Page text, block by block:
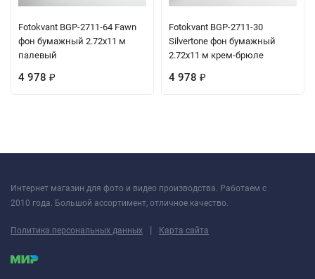
Fotokvant BGP-2711-64 Fawn
фон бумажный 2.72х11 м
палевый
4 978 ₽
Fotokvant BGP-2711-30
Silvertone фон бумажный
2.72х11 м крем-брюле
4 978 ₽
Интернет магазин для фото и видео производства. Работаем с
2010 года. Большой ассортимент, отличное качество.
Политика персональных данных | Карта сайта